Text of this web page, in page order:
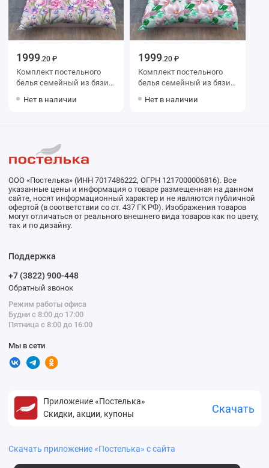
1999.20 ₽
Комплект постельного
белья семейный из бязи с
Цветы Василиса
Нет в наличии
1999.20 ₽
Комплект постельного
белья семейный из бязи с
Цветы Василиса
Нет в наличии
ООО «Постелька» (ИНН 7017486222, ОГРН 1217000006816). Все
указанные цены и информация о товаре размещенная на данном
сайте, носят информационный характер и не являются публичной
офертой (в соответствии со ст. 437 ГК РФ). Изображения товаров
могут отличаться от реального внешнего вида товаров как по цвету,
так и по дизайну.
Поддержка
+7 (3822) 900-448
Обратный звонок
Режим работы офиса
Будни с 8:00 до 17:00
Пятница с 8:00 до 16:00
Мы в сети
Приложение «Постелька»
Скидки, акции, купоны
Скачать
Скачать приложение «Постелька» с сайта